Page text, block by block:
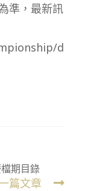
準，最新訊
d
期目錄
篇文章